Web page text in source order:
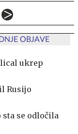
OBJAVE
ukrep
Rusijo
sta se odločila